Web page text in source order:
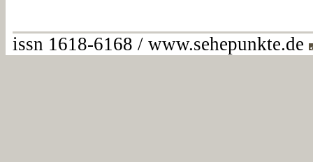
issn 1618-6168 / www.sehepunkte.de